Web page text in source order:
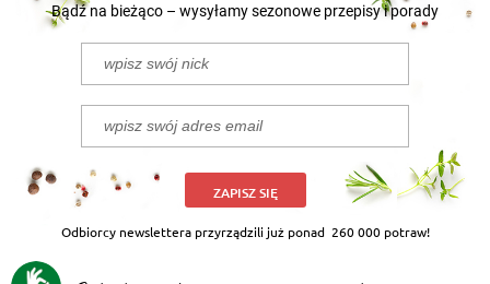
Bądź na bieżąco – wysyłamy sezonowe przepisy i porady
ZAPISZ SIĘ
Odbiorcy newslettera przyrządzili już ponad 260 000 potraw!